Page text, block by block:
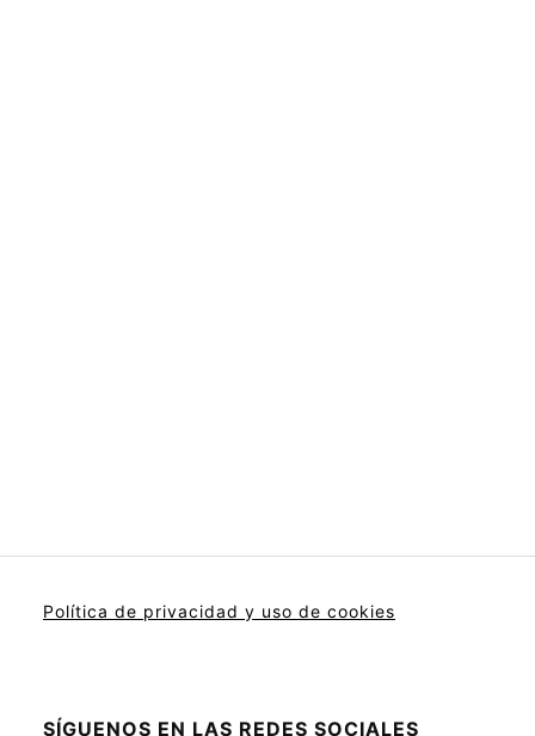
Política de privacidad y uso de cookies
SÍGUENOS EN LAS REDES SOCIALES